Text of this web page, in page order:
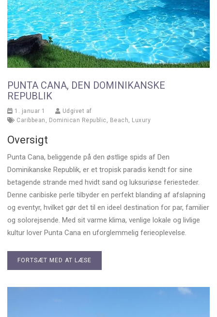
PUNTA CANA, DEN DOMINIKANSKE
REPUBLIK
1. januar 1
Udgivet af
Caribbean , Dominican Republic , Beach, Luxury
Oversigt
Punta Cana, beliggende på den østlige spids af Den
Dominikanske Republik, er et tropisk paradis kendt for sine
betagende strande med hvidt sand og luksuriøse feriesteder.
Denne caribiske perle tilbyder en perfekt blanding af afslapning
og eventyr, hvilket gør det til en ideel destination for par, familier
og solorejsende. Med sit varme klima, venlige lokale og livlige
kultur lover Punta Cana en uforglemmelig ferieoplevelse.
FORTSÆT MED AT LÆSE